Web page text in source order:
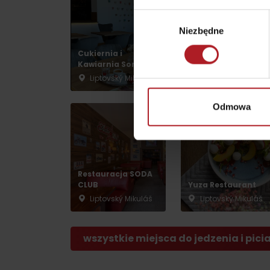
Niezbędne
Odmowa
KAMERY
Chopok w zimę
według pory roku
WYKAZ ATRAKCJI DLA DZIECI
Cukiernia i
Kawiarnia Sonata
Liptovský Mikuláš
Ligero Gurman
Point Cigar Lounge
Liptovský Mikuláš
Restauracja SODA
CLUB
Liptovský Mikuláš
Yuza Restaurant
Liptovský Mikuláš
wszystkie miejsca do jedzenia i picia